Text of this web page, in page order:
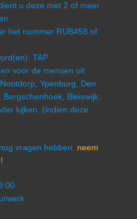
u deze met 2 of meer
het nummer RUB458 of
TAP
voor de mensen uit
Ypenburg, Den
Bleiswijk.
kijken. (indien deze
vragen hebben. neem